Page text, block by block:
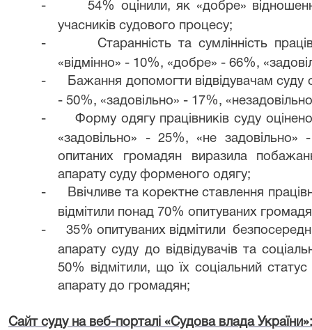
-
54% оцінили, як «добре»
учасників судового процесу;
-
Старанність та сумлінність
«відмінно» - 10%, «добре» - 66%,
-
Бажання допомогти відвідувачам суду
- 50%, «задовільно» - 17%,
-
Форму одягу працівників суду
«задовільно» - 25%, «не
опитаних
громадян
виразила
апарату суду форменого одягу;
-
Ввічливе та коректне ставлення
відмітили понад 70% опитуваних
-
35% опитуваних відмітили
апарату суду до відвідувачів та
50% відмітили, що їх соціальний
апарату до громадян;
Сайт суду на веб-порталі «Судова влада України»: